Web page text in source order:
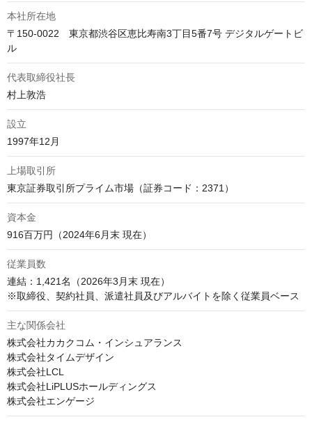
本社所在地
〒150-0022　東京都渋谷区恵比寿南3丁目5番7号 デジタルゲートビ
ル
代表取締役社長
村上敦浩
設立
1997年12月
上場取引所
東京証券取引所プライム市場（証券コード：2371）
資本金
916百万円（2024年6月末 現在）
従業員数
連結：1,421名（2026年3月末 現在）
※取締役、契約社員、派遣社員及びアルバイトを除く従業員ベース
主な関係会社
株式会社カカクコム・インシュアランス
株式会社タイムデザイン
株式会社LCL
株式会社LiPLUSホールディングス
株式会社エンゲージ